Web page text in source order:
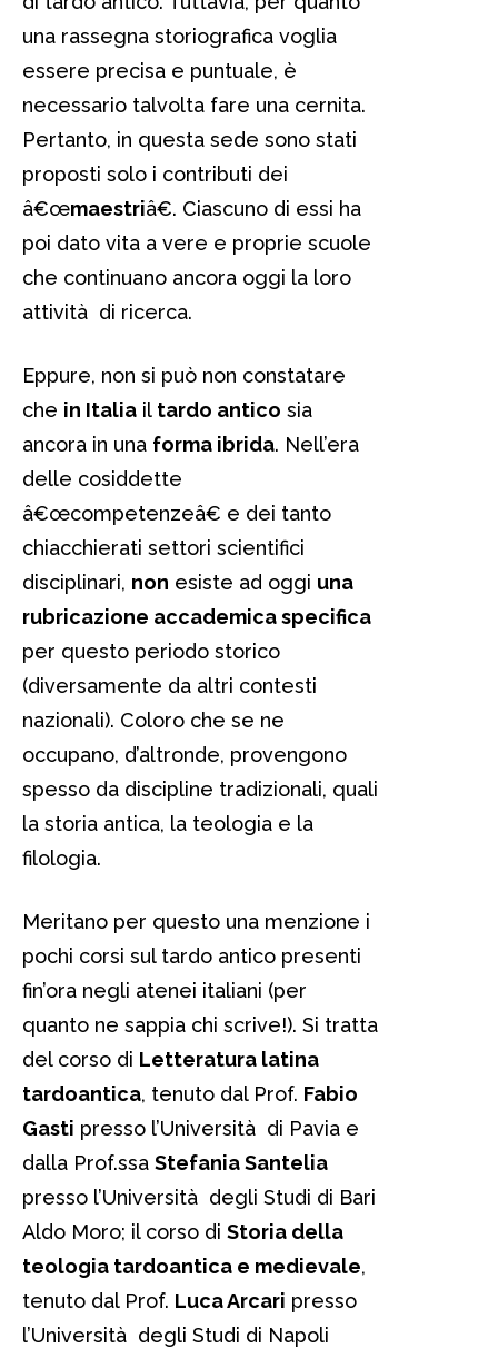
una rassegna storiografica voglia
essere precisa e puntuale, è
necessario talvolta fare una cernita.
Pertanto, in questa sede sono stati
proposti solo i contributi dei
â€œmaestriâ€. Ciascuno di essi ha
poi dato vita a vere e proprie scuole
che continuano ancora oggi la loro
attività di ricerca.
Eppure, non si può non constatare
che in Italia il tardo antico sia
ancora in una forma ibrida. Nell’era
delle cosiddette
â€œcompetenzeâ€ e dei tanto
chiacchierati settori scientifici
disciplinari, non esiste ad oggi una
rubricazione accademica specifica
per questo periodo storico
(diversamente da altri contesti
nazionali). Coloro che se ne
occupano, d’altronde, provengono
spesso da discipline tradizionali, quali
la storia antica, la teologia e la
filologia.
Meritano per questo una menzione i
pochi corsi sul tardo antico presenti
fin’ora negli atenei italiani (per
quanto ne sappia chi scrive!). Si tratta
del corso di Letteratura latina
tardoantica, tenuto dal Prof. Fabio
Gasti presso l’Università di Pavia e
dalla Prof.ssa Stefania Santelia
presso l’Università degli Studi di Bari
Aldo Moro; il corso di Storia della
teologia tardoantica e medievale,
tenuto dal Prof. Luca Arcari presso
l’Università degli Studi di Napoli